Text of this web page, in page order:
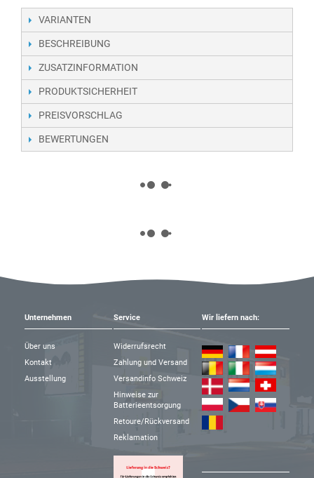
VARIANTEN
BESCHREIBUNG
ZUSATZINFORMATION
PRODUKTSICHERHEIT
PREISVORSCHLAG
BEWERTUNGEN
Unternehmen
Über uns
Kontakt
Ausstellung
Service
Widerrufsrecht
Zahlung und Versand
Versandinfo Schweiz
Hinweise zur
Batterieentsorgung
Retoure/Rückversand
Reklamation
Wir liefern nach: